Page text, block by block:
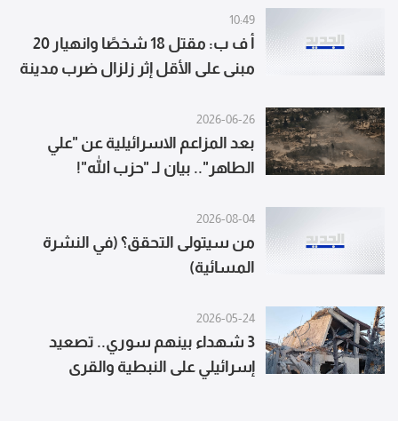
10:49
أ ف ب: مقتل 18 شخصًا وانهيار 20
مبنى على الأقل إثر زلزال ضرب مدينة
2026-06-26
بعد المزاعم الاسرائيلية عن "علي
الطاهر".. بيان لـ "حزب الله"!
2026-08-04
من سيتولى التحقق؟ (في النشرة
المسائية)
2026-05-24
3 شهداء بينهم سوري.. تصعيد
إسرائيلي على النبطية والقرى